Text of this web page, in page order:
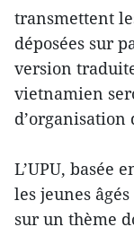
transmettent
déposées sur
version
vietnamien
d’organisation
L’UPU, basée
les jeunes
sur un thème